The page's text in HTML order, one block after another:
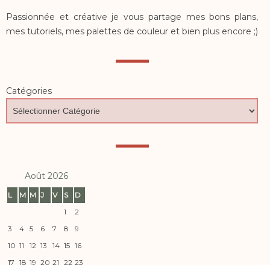
Passionnée et créative je vous partage mes bons plans,
mes tutoriels, mes palettes de couleur et bien plus encore ;)
Catégories
Août 2026
L M M J V S
D
1
2
3
4 5 6 7 8
9
10 11 12 13 14 15 16
17 18 19 20 21 22 23